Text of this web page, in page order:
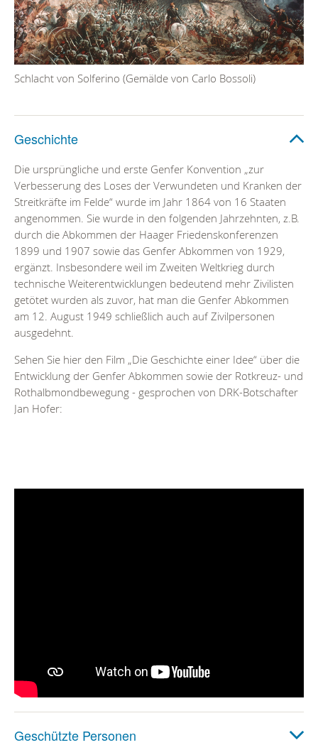
Schlacht von Solferino (Gemälde von Carlo Bossoli)
Geschichte
Die ursprüngliche und erste Genfer Konvention „zur
Verbesserung des Loses der Verwundeten und Kranken der
Streitkräfte im Felde“ wurde im Jahr 1864 von 16 Staaten
angenommen. Sie wurde in den folgenden Jahrzehnten, z.B.
durch die Abkommen der Haager Friedenskonferenzen
1899 und 1907 sowie das Genfer Abkommen von 1929,
ergänzt. Insbesondere weil im Zweiten Weltkrieg durch
technische Weiterentwicklungen bedeutend mehr Zivilisten
getötet wurden als zuvor, hat man die Genfer Abkommen
am 12. August 1949 schließlich auch auf Zivilpersonen
ausgedehnt.
Sehen Sie hier den Film „Die Geschichte einer Idee“ über die
Entwicklung der Genfer Abkommen sowie der Rotkreuz- und
Rothalbmondbewegung - gesprochen von DRK-Botschafter
Jan Hofer:
Geschützte Personen